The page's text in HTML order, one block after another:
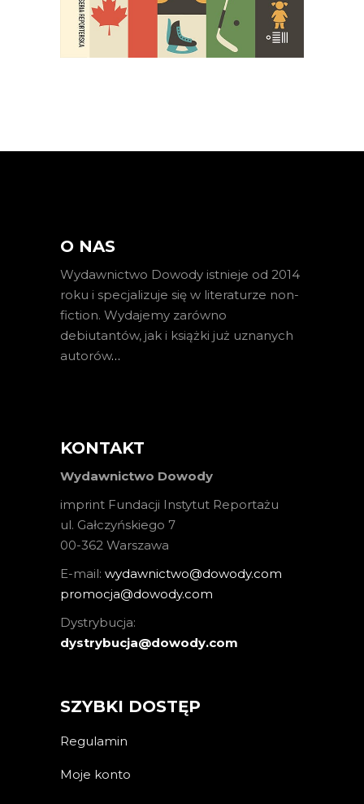
E-BOOK DO KOSZYKA
O NAS
Wydawnictwo Dowody istnieje od 2014
roku i specjalizuje się w literaturze non-
fiction. Wydajemy zarówno
debiutantów, jak i książki już uznanych
autorów…
KONTAKT
Wydawnictwo Dowody
imprint Fundacji Instytut Reportażu
ul. Gałczyńskiego 7
00-362 Warszawa
E-mail: wydawnictwo@dowody.com
promocja@dowody.com
Dystrybucja:
dystrybucja@dowody.com
SZYBKI DOSTĘP
Regulamin
Moje konto